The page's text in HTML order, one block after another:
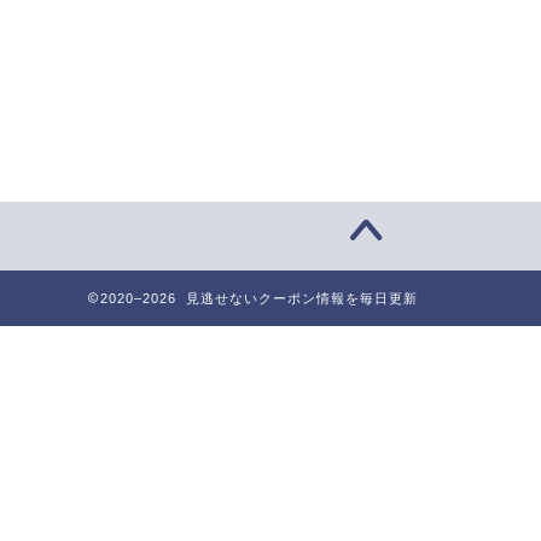
2020–2026 見逃せないクーポン情報を毎日更新